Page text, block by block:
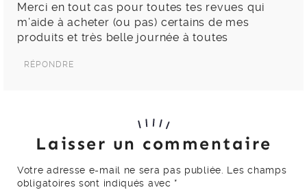
Merci en tout cas pour toutes tes revues qui
m’aide à acheter (ou pas) certains de mes
produits et très belle journée à toutes
RÉPONDRE
Laisser un commentaire
Votre adresse e-mail ne sera pas publiée. Les champs
obligatoires sont indiqués avec *